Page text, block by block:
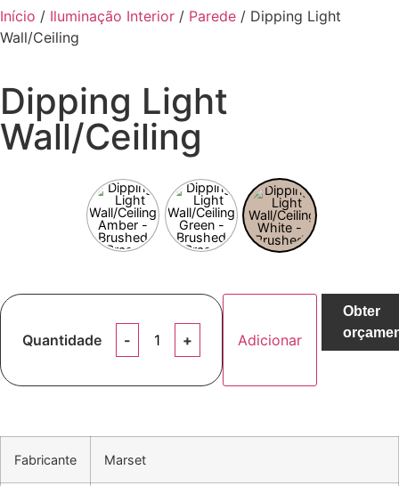
Início / Iluminação Interior / Parede / Dipping Light
Wall/Ceiling
Dipping Light
Wall/Ceiling
Quantidade Adicionar
Obter
Fabricante Marset